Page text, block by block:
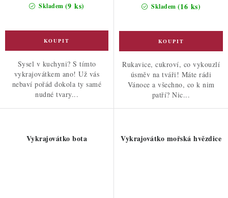
Skladem (9 ks)
Sysel v kuchyni? S tímto
vykrajovátkem ano! Už vás
nebaví pořád dokola ty samé
nudné tvary...
Skladem (16 ks)
Rukavice, cukroví, co vykouzlí
úsměv na tváři! Máte rádi
Vánoce a všechno, co k nim
patří? Nic...
Vykrajovátko bota Vykrajovátko mořská hvězdice